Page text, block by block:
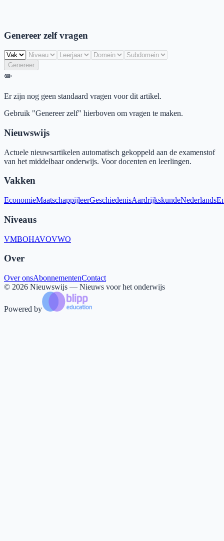
Genereer zelf vragen
Genereer
✏️
Er zijn nog geen standaard vragen voor dit artikel.
Gebruik "Genereer zelf" hierboven om vragen te maken.
Nieuwswijs
Actuele nieuwsartikelen automatisch gekoppeld aan de examenstof
van het middelbaar onderwijs. Voor docenten en leerlingen.
Vakken
EconomieMaatschappijleerGeschiedenisAardrijkskundeNederlands
Niveaus
VMBOHAVOVWO
Over
Over onsAbonnementenContact
© 2026 Nieuwswijs — Nieuws voor het onderwijs
Powered by